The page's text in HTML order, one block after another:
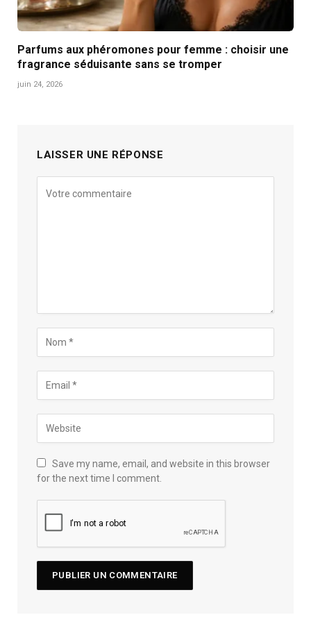
Parfums aux phéromones pour femme : choisir une
fragrance séduisante sans se tromper
juin 24, 2026
LAISSER UNE RÉPONSE
Save my name, email, and website in this browser
for the next time I comment.